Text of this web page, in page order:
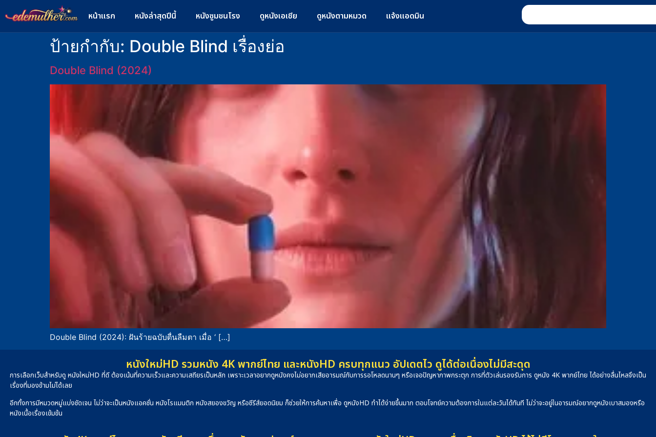
หน้าแรก หนังล่าสุดปีนี้ หนังซูมชนโรง ดูหนังเอเชีย ดูหนังตามหมวด แจ้งแอดมิน
ป้ายกำกับ: Double Blind เรื่องย่อ
Double Blind (2024)
Double Blind (2024): ฝันร้ายฉบับตื่นลืมตา เมื่อ ‘ […]
หนังใหม่HD รวมหนัง 4K พากย์ไทย และหนังHD ครบทุกแนว อัปเดตไว ดูได้ต่อเนื่องไม่มีสะดุด
การเลือกเว็บสำหรับดู หนังใหม่HD ที่ดี ต้องเน้นที่ความเร็วและความเสถียรเป็นหลัก เพราะเวลาอยากดูหนังคงไม่อยากเสียอารมณ์กับการรอโหลดนานๆ หรือเจอปัญหาภาพกระตุก การที่ตัวเล่นรองรับการ ดูหนัง 4K พากย์ไทย ได้อย่างลื่นไหลจึงเป็น
เรื่องที่มองข้ามไม่ได้เลย
อีกทั้งการมีหมวดหมู่แบ่งชัดเจน ไม่ว่าจะเป็นหนังแอคชั่น หนังโรแมนติก หนังสยองขวัญ หรือซีรีส์ยอดนิยม ก็ช่วยให้การค้นหาเพื่อ ดูหนังHD ทำได้ง่ายขึ้นมาก ตอบโจทย์ความต้องการในแต่ละวันได้ทันที ไม่ว่าจะอยู่ในอารมณ์อยากดูหนังเบาสมองหรือ
หนังเนื้อเรื่องเข้มข้น